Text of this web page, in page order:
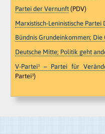
Partei der Vernunft (PDV)
Marxistisch-Leninistische Partei
Bündnis Grundeinkommen;
Deutsche Mitte; Politik geht
V-Partei³ – Partei für
Partei³)